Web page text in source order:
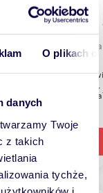
O plikach
danych
Twoje
z takich
tychże,
1 450